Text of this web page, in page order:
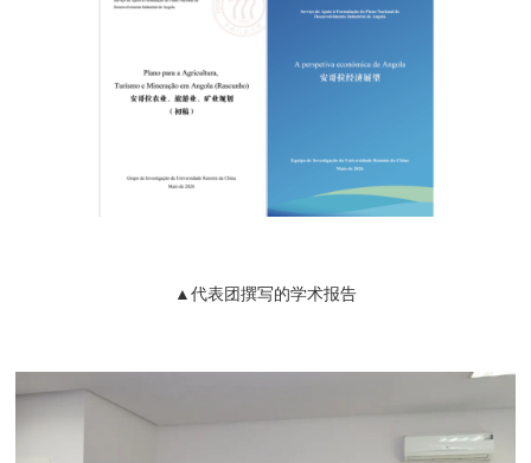
▲代表团撰写的学术报告